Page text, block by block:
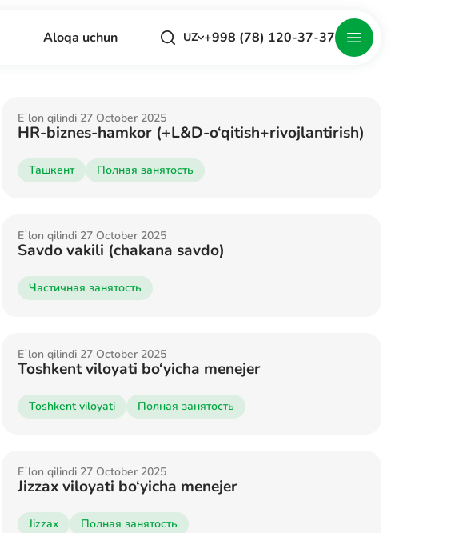
Aloqa uchun UZ +998 (78) 120-37-37
Eʼlon qilindi 27 October 2025
HR-biznes-hamkor (+L&D-o‘qitish+rivojlantirish)
Ташкент Полная занятость
Eʼlon qilindi 27 October 2025
Savdo vakili (chakana savdo)
Частичная занятость
Eʼlon qilindi 27 October 2025
Toshkent viloyati bo‘yicha menejer
Toshkent viloyati Полная занятость
Eʼlon qilindi 27 October 2025
Jizzax viloyati bo‘yicha menejer
Jizzax Полная занятость